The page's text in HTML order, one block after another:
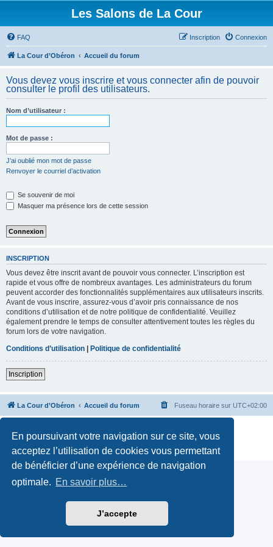
En poursuivant votre navigation sur ce site, vous
acceptez l’utilisation de cookies vous permettant
de bénéficier d’une expérience de navigation
optimale. En savoir plus…
J’accepte
Les Salons de La Cour
FAQ Connexion
Inscription
La Cour d’Obéron Accueil du forum
Vous devez vous inscrire et vous connecter afin de pouvoir
consulter le profil des utilisateurs.
Nom d’utilisateur :
Mot de passe :
J’ai oublié mon mot de passe
Renvoyer le courriel d’activation
Se souvenir de moi
Masquer ma présence lors de cette session
INSCRIPTION
Vous devez être inscrit avant de pouvoir vous connecter. L’inscription est
rapide et vous offre de nombreux avantages. Les administrateurs du forum
peuvent accorder des fonctionnalités supplémentaires aux utilisateurs inscrits.
Avant de vous inscrire, assurez-vous d’avoir pris connaissance de nos
conditions d’utilisation et de notre politique de confidentialité. Veuillez
également prendre le temps de consulter attentivement toutes les règles du
forum lors de votre navigation.
Conditions d’utilisation | Politique de confidentialité
Inscription
La Cour d’Obéron Accueil du forum Fuseau horaire sur UTC+02:00
Traduction française officielle ©Qiaeru
Confidentialité|Conditions